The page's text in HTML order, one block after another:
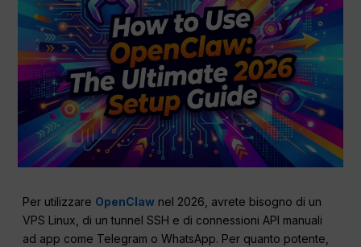
Per utilizzare OpenClaw nel 2026, avrete bisogno di un
VPS Linux, di un tunnel SSH e di connessioni API manuali
ad app come Telegram o WhatsApp. Per quanto potente,